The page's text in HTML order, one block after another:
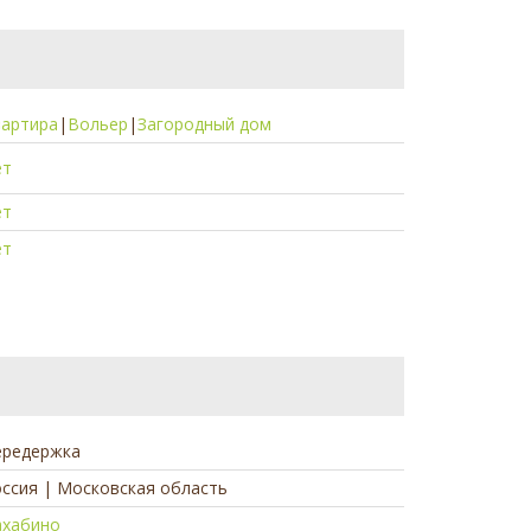
| Вольер |Загородный дом
| Московская область